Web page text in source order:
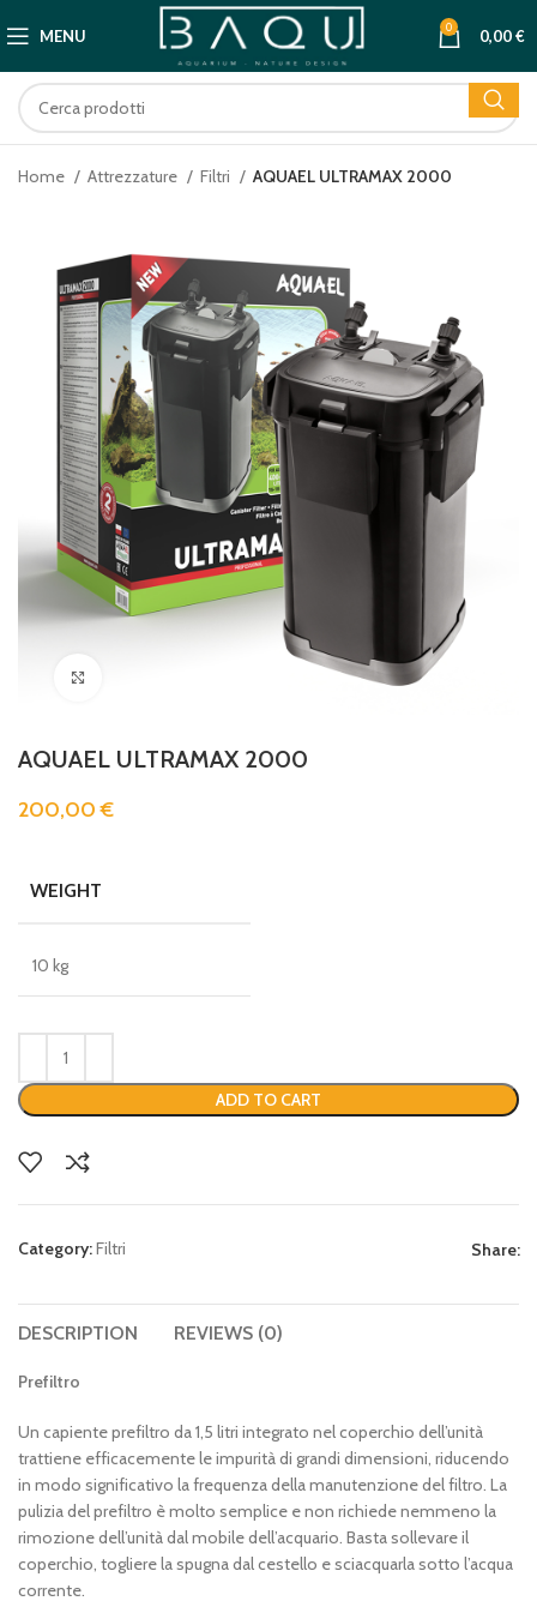
MENU 0 0,00€
Home Attrezzature Filtri AQUAEL ULTRAMAX 2000
AQUAEL ULTRAMAX 2000
200,00€
WEIGHT
10 kg
ADD TO CART
Category:Filtri Share:
DESCRIPTION REVIEWS (0)
Prefiltro
Un capiente prefiltro da 1,5 litri integrato nel coperchio dell’unità
trattiene efficacemente le impurità di grandi dimensioni, riducendo
in modo significativo la frequenza della manutenzione del filtro. La
pulizia del prefiltro è molto semplice e non richiede nemmeno la
rimozione dell’unità dal mobile dell’acquario. Basta sollevare il
coperchio, togliere la spugna dal cestello e sciacquarla sotto l’acqua
corrente.